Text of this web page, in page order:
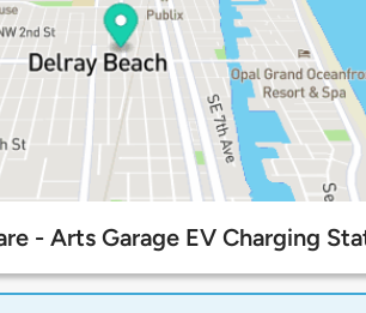
- Arts Garage EV Charging